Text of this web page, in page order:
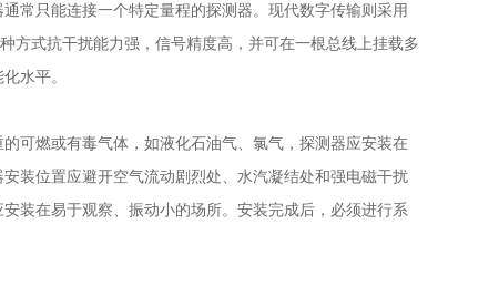
常只能连接一个特定量程的探测器。现代数字传输则采用
方式抗干扰能力强，信号精度高，并可在一根总线上挂载多
水平。
可燃或有毒气体，如液化石油气、氯气，探测器应安装在
装位置应避开空气流动剧烈处、水汽凝结处和强电磁干扰
装在易于观察、振动小的场所。安装完成后，必须进行系